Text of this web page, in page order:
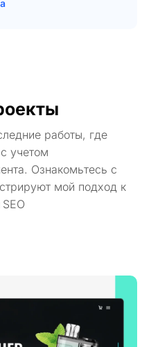
работы, где
учетом
Ознакомьтесь с
мой подход к